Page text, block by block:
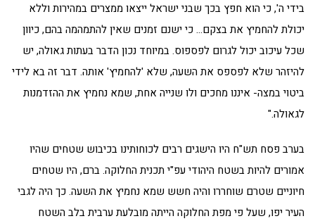
בידי ה', כי הוא חפץ בכך שבני ישראל ייצאו ממצרים במהירות וללא
יכולת להחמיץ את בצקם… כי ישנם זמנים שאין להתמהמה בהם, כיוון
שכל עיכוב יכול לגרום לפספוס. במיוחד נכון הדבר בעתות גאולה, יש
להיזהר שלא לפספס את השעה, שלא 'להחמיץ' אותה. דבר זה בא לידי
ביטוי במצה- איננו מחכים ולו שנייה אחת, שמא נחמיץ את ההזדמנות
לגאולה."
בערב פסח תש"ח היו הישגים רבים לכוחותינו בכיבוש שטחים שהיו
אמורים להיות בשטח היהודי עפ"י תכנית החלוקה. ברם, היו שטחים
חיוניים שטרם שוחררו והיה חשש שמא נחמיץ את השעה. כך היה לגבי
העיר יפו, שעל פי מפת החלוקה הייתה מובלעת ערבית בלב השטח